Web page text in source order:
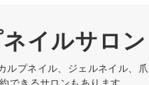
イルサロン
プネイル、ジェルネイル、
できるサロンもあります。